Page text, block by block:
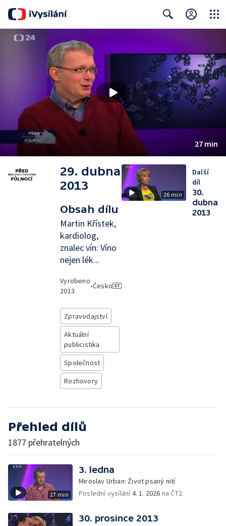
27 min
29. dubna
2013
Obsah dílu
Martin Křístek,
kardiolog,
znalec vín: Víno
nejen lék...
Vyrobeno
2013
•Česko
Zpravodajství
Aktuální
publicistika
Společnost
Rozhovory
26 min
Další
díl
30.
dubna
2013
Přehled dílů
1877 přehratelných
27 min
3. ledna
Miroslav Urban: Život psaný nití
Poslední vysílání4. 1. 2026 na ČT2
30. prosince 2013